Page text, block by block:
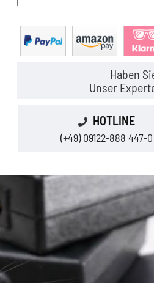
Haben
Unser
HOTLINE
(+49) 09122-888 447-0